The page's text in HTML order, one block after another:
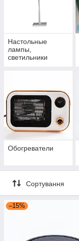
Настольные
лампы,
светильники
Обогреватели
Сортування
–15%